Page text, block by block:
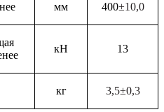
мм 400±10,0
кН 13
кг 3,5±0,3